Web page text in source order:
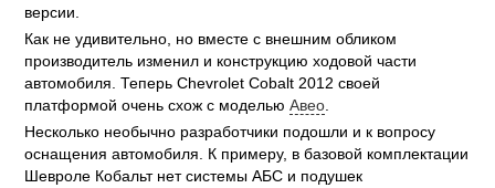
версии.
Как не удивительно, но вместе с внешним обликом
производитель изменил и конструкцию ходовой части
автомобиля. Теперь Chevrolet Cobalt 2012 своей
платформой очень схож с модельюАвео
Несколько необычно разработчики подошли и к вопросу
оснащения автомобиля. К примеру, в базовой комплектации
Шевроле Кобальт нет системы АБС и подушек